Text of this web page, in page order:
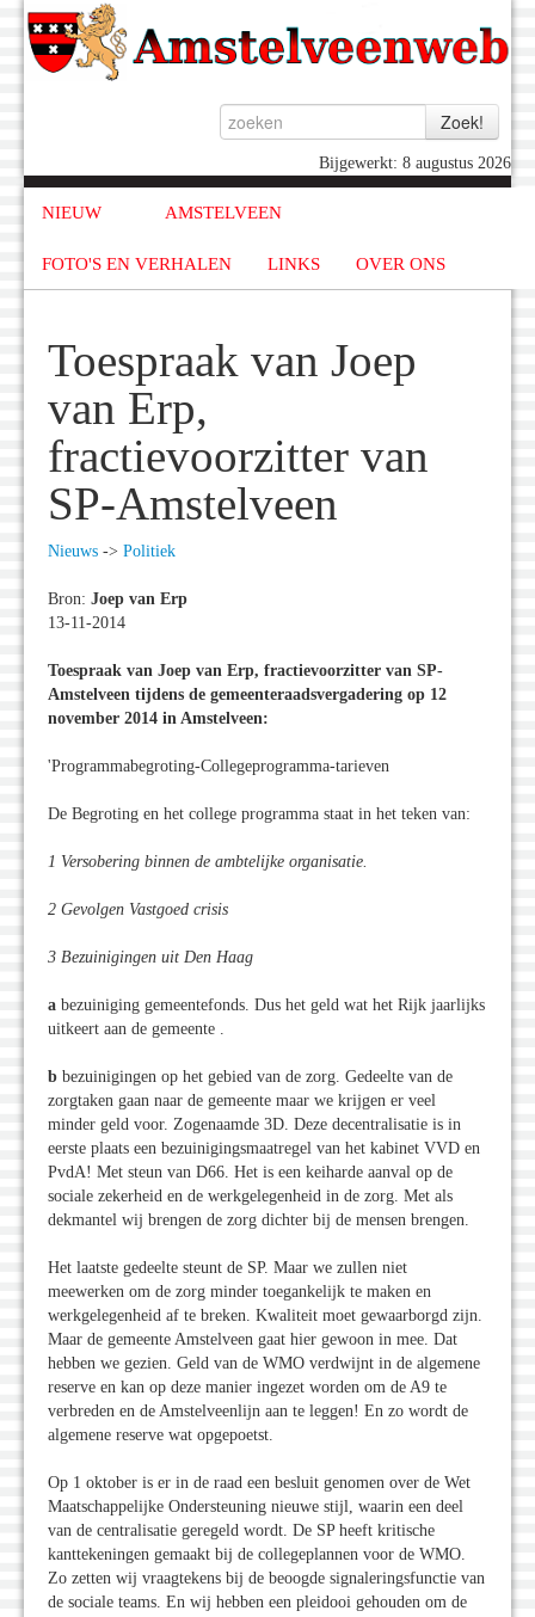
Bijgewerkt: 8 augustus 2026
NIEUW AMSTELVEEN
FOTO'S EN VERHALEN LINKS OVER ONS
Toespraak van Joep
van Erp,
fractievoorzitter van
SP-Amstelveen
Nieuws -> Politiek
Bron: Joep van Erp
13-11-2014
Toespraak van Joep van Erp, fractievoorzitter van SP-
Amstelveen tijdens de gemeenteraadsvergadering op 12
november 2014 in Amstelveen:
'Programmabegroting-Collegeprogramma-tarieven
De Begroting en het college programma staat in het teken van:
1 Versobering binnen de ambtelijke organisatie.
2 Gevolgen Vastgoed crisis
3 Bezuinigingen uit Den Haag
a bezuiniging gemeentefonds. Dus het geld wat het Rijk jaarlijks
uitkeert aan de gemeente .
b bezuinigingen op het gebied van de zorg. Gedeelte van de
zorgtaken gaan naar de gemeente maar we krijgen er veel
minder geld voor. Zogenaamde 3D. Deze decentralisatie is in
eerste plaats een bezuinigingsmaatregel van het kabinet VVD en
PvdA! Met steun van D66. Het is een keiharde aanval op de
sociale zekerheid en de werkgelegenheid in de zorg. Met als
dekmantel wij brengen de zorg dichter bij de mensen brengen.
Het laatste gedeelte steunt de SP. Maar we zullen niet
meewerken om de zorg minder toegankelijk te maken en
werkgelegenheid af te breken. Kwaliteit moet gewaarborgd zijn.
Maar de gemeente Amstelveen gaat hier gewoon in mee. Dat
hebben we gezien. Geld van de WMO verdwijnt in de algemene
reserve en kan op deze manier ingezet worden om de A9 te
verbreden en de Amstelveenlijn aan te leggen! En zo wordt de
algemene reserve wat opgepoetst.
Op 1 oktober is er in de raad een besluit genomen over de Wet
Maatschappelijke Ondersteuning nieuwe stijl, waarin een deel
van de centralisatie geregeld wordt. De SP heeft kritische
kanttekeningen gemaakt bij de collegeplannen voor de WMO.
Zo zetten wij vraagtekens bij de beoogde signaleringsfunctie van
de sociale teams. En wij hebben een pleidooi gehouden om de